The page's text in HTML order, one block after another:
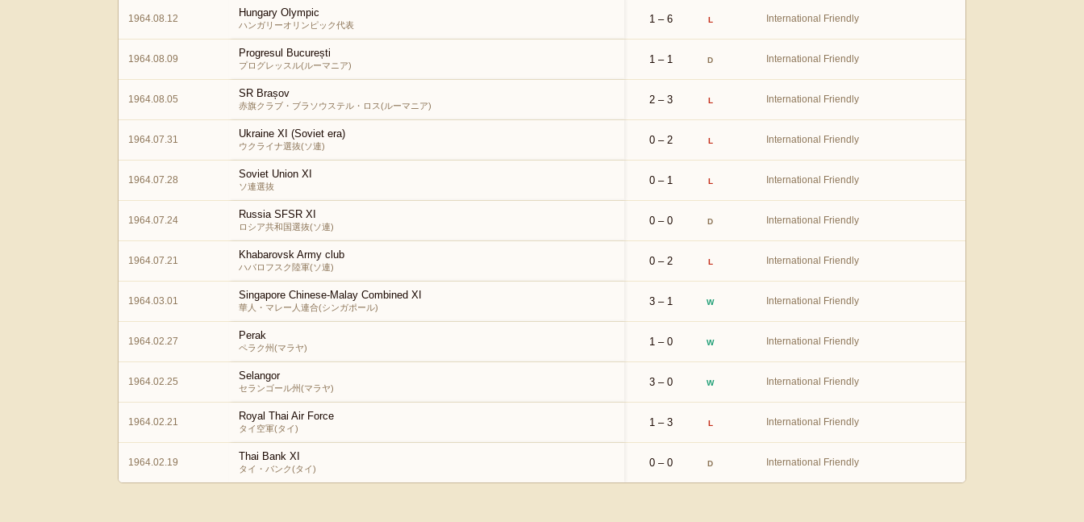
1964.08.12 Hungary Olympic
ハンガリーオリンピック代表 1 – 6 L International Friendly
1964.08.09 Progresul București
プログレッスル(ルーマニア) 1 – 1 D International Friendly
1964.08.05 SR Brașov
赤旗クラブ・ブラソウステル・ロス(ルーマニア) 2 – 3 L International Friendly
1964.07.31 Ukraine XI (Soviet era)
ウクライナ選抜(ソ連) 0 – 2 L International Friendly
1964.07.28 Soviet Union XI
ソ連選抜 0 – 1 L International Friendly
1964.07.24 Russia SFSR XI
ロシア共和国選抜(ソ連) 0 – 0 D International Friendly
1964.07.21 Khabarovsk Army club
ハバロフスク陸軍(ソ連) 0 – 2 L International Friendly
1964.03.01 Singapore Chinese-Malay Combined XI
華人・マレー人連合(シンガポール) 3 – 1 W International Friendly
1964.02.27 Perak
ペラク州(マラヤ) 1 – 0 W International Friendly
1964.02.25 Selangor
セランゴール州(マラヤ) 3 – 0 W International Friendly
1964.02.21 Royal Thai Air Force
タイ空軍(タイ) 1 – 3 L International Friendly
1964.02.19 Thai Bank XI
タイ・バンク(タイ) 0 – 0 D International Friendly